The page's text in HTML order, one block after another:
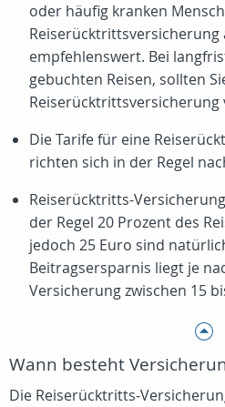
oder häufig kranken
Reiserücktrittsversicherung
empfehlenswert. Bei
gebuchten Reisen, sollten
Reiserücktrittsversicherung
Die Tarife für eine
richten sich in der Regel
Reiserücktritts-
der Regel 20 Prozent des
jedoch 25 Euro sind
Beitragsersparnis liegt je
Versicherung zwischen 15
Wann besteht
Die Reiserücktritts-